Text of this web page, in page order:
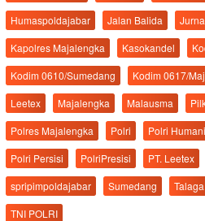
Humaspoldajabar
Jalan Balida
Kapolres Majalengka
Kasokandel
Kodim 0610/Sumedang
Kodim 0617/
Leetex
Majalengka Malausma
Polres Majalengka
Polri Polri
Polri Persisi
PolriPresisi PT. Leetex
spripimpoldajabar
Sumedang Talaga
TNI POLRI